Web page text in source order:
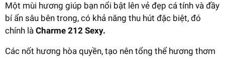
Một mùi hương giúp bạn nổi bật lên vẻ đẹp cá tính và đầy
bí ẩn sâu bên trong, có khả năng thu hút đặc biệt, đó
chính là Charme 212 Sexy.
Các nốt hương hòa quyền, tạo nên tổng thể hương thơm